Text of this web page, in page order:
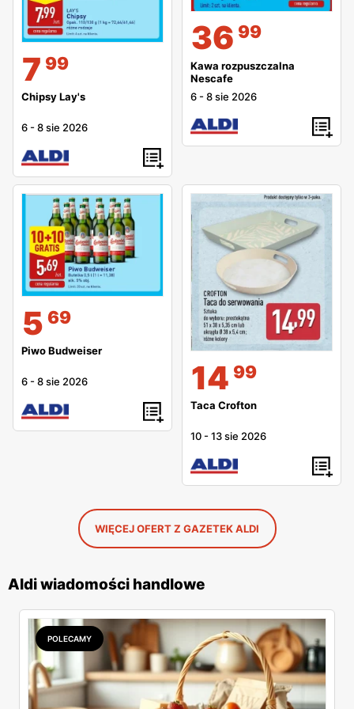
7 99
Chipsy Lay's
6 -8 sie 2026
36 99
Kawa rozpuszczalna
Nescafe
6 -8 sie 2026
5 69
Piwo Budweiser
6 -8 sie 2026 14 99
Taca Crofton
10 -13 sie 2026
WIĘCEJ OFERT Z GAZETEK ALDI
Aldi wiadomości handlowe
POLECAMY